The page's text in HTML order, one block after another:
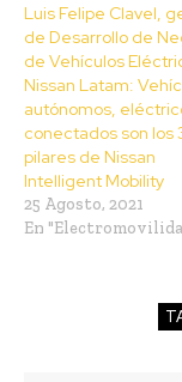
Luis Felipe Clavel,
de Desarrollo de
de Vehículos
Nissan Latam:
autónomos,
conectados son los
pilares de Nissan
Intelligent Mobility
25 Agosto, 2021
En